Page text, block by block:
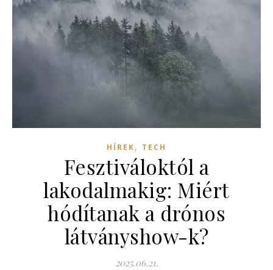
HÍREK, TECH
Fesztiváloktól a
lakodalmakig: Miért
hódítanak a drónos
látványshow-k?
2025.06.21.